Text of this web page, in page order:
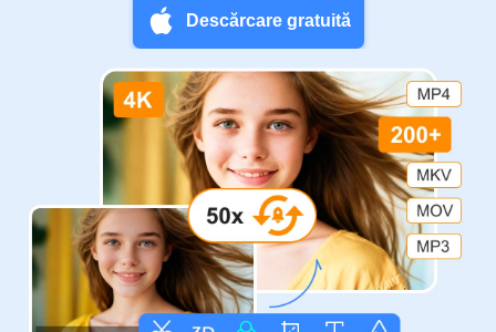
Descărcare gratuită